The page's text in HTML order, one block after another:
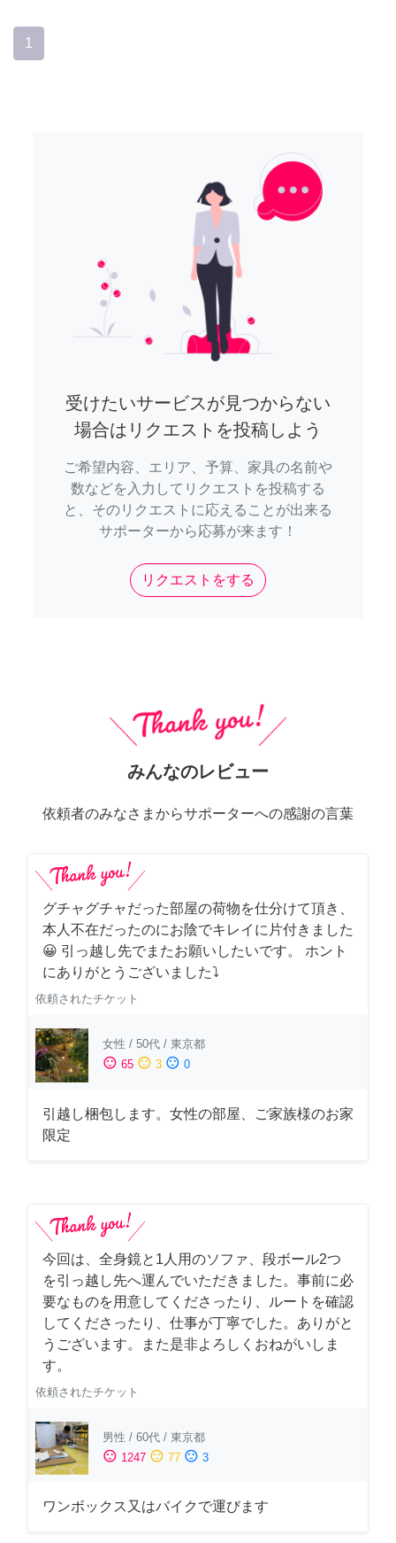
1
受けたいサービスが見つからない
場合はリクエストを投稿しよう
ご希望内容、エリア、予算、家具の名前や
数などを入力してリクエストを投稿する
と、そのリクエストに応えることが出来る
サポーターから応募が来ます！
リクエストをする
みんなのレビュー
依頼者のみなさまからサポーターへの感謝の言葉
グチャグチャだった部屋の荷物を仕分けて頂き、
本人不在だったのにお陰でキレイに片付きました
😀 引っ越し先でまたお願いしたいです。 ホント
にありがとうございました⤵
依頼されたチケット
女性 / 50代 / 東京都
sentiment_satisfied 65 sentiment_neutral 3 sentiment_dissatisfied 0
引越し梱包します。女性の部屋、ご家族様のお家
限定
今回は、全身鏡と1人用のソファ、段ボール2つ
を引っ越し先へ運んでいただきました。事前に必
要なものを用意してくださったり、ルートを確認
してくださったり、仕事が丁寧でした。ありがと
うございます。また是非よろしくおねがいしま
す。
依頼されたチケット
男性 / 60代 / 東京都
sentiment_satisfied 1247 sentiment_neutral 77 sentiment_dissatisfied 3
ワンボックス又はバイクで運びます